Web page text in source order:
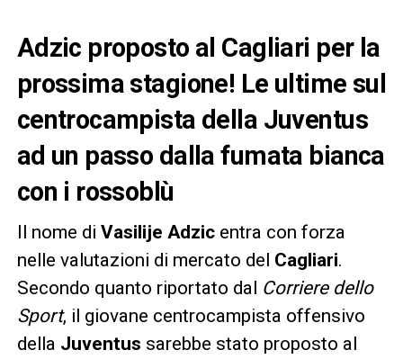
Adzic proposto al Cagliari per la
prossima stagione! Le ultime sul
centrocampista della Juventus
ad un passo dalla fumata bianca
con i rossoblù
Il nome di Vasilije Adzicentra con forza
nelle valutazioni di mercato del Cagliari.
Secondo quanto riportato dal Corriere dello
Sport, il giovane centrocampista offensivo
della Juventus sarebbe stato proposto al